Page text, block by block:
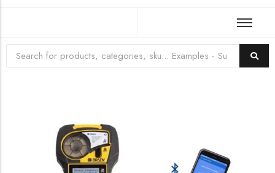
TERMINAL UNIP INT 35KV 2/0-350 MCM
Add to Cart